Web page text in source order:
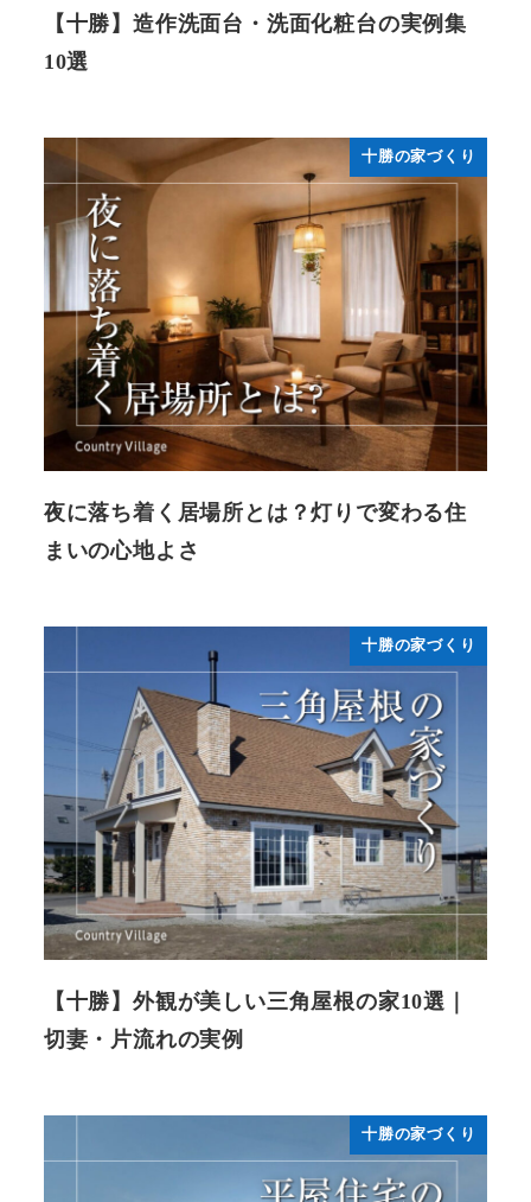
【十勝】造作洗面台・洗面化粧台の実例集
10選
十勝の家づくり
夜に落ち着く居場所とは？灯りで変わる住
まいの心地よさ
十勝の家づくり
【十勝】外観が美しい三角屋根の家10選｜
切妻・片流れの実例
十勝の家づくり